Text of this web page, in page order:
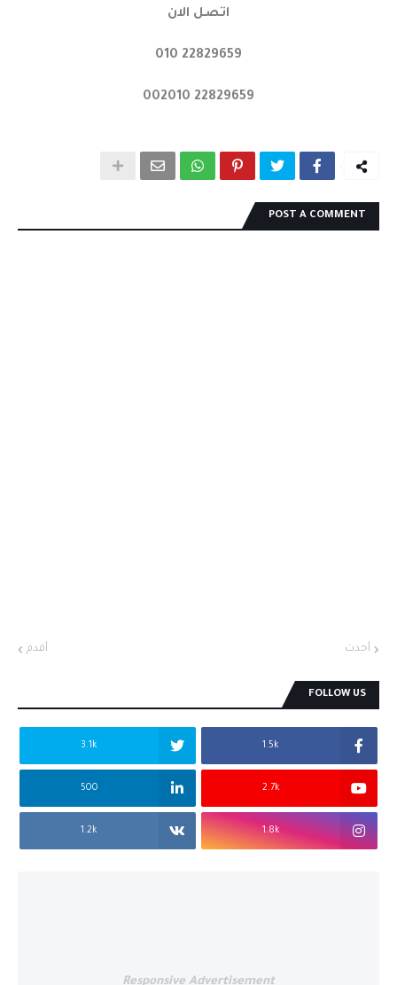
اتصل الان
‎010 22829659
002‎010 22829659
POST A COMMENT
أحدث أقدم
FOLLOW US
1.5k
3.1k
2.7k
500
1.8k
1.2k
Responsive Advertisement